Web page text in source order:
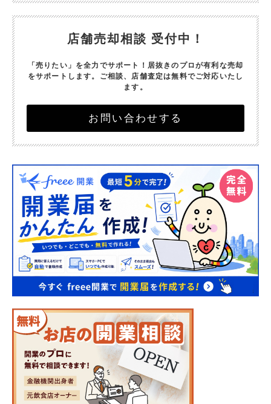
店舗売却相談 受付中！
「売りたい」を全力でサポート！ 居抜きのプロが有利な売却
をサポートします。 ご相談、店舗査定は無料でご対応いたし
ます。
お問い合わせする